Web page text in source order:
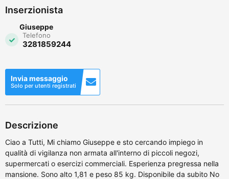
Inserzionista
Giuseppe
Telefono
3281859244
Invia messaggio
Solo per utenti registrati
Descrizione
Ciao a Tutti, Mi chiamo Giuseppe e sto cercando impiego in
qualità di vigilanza non armata all'interno di piccoli negozi,
supermercati o esercizi commerciali. Esperienza pregressa nella
mansione. Sono alto 1,81 e peso 85 kg. Disponibile da subito No